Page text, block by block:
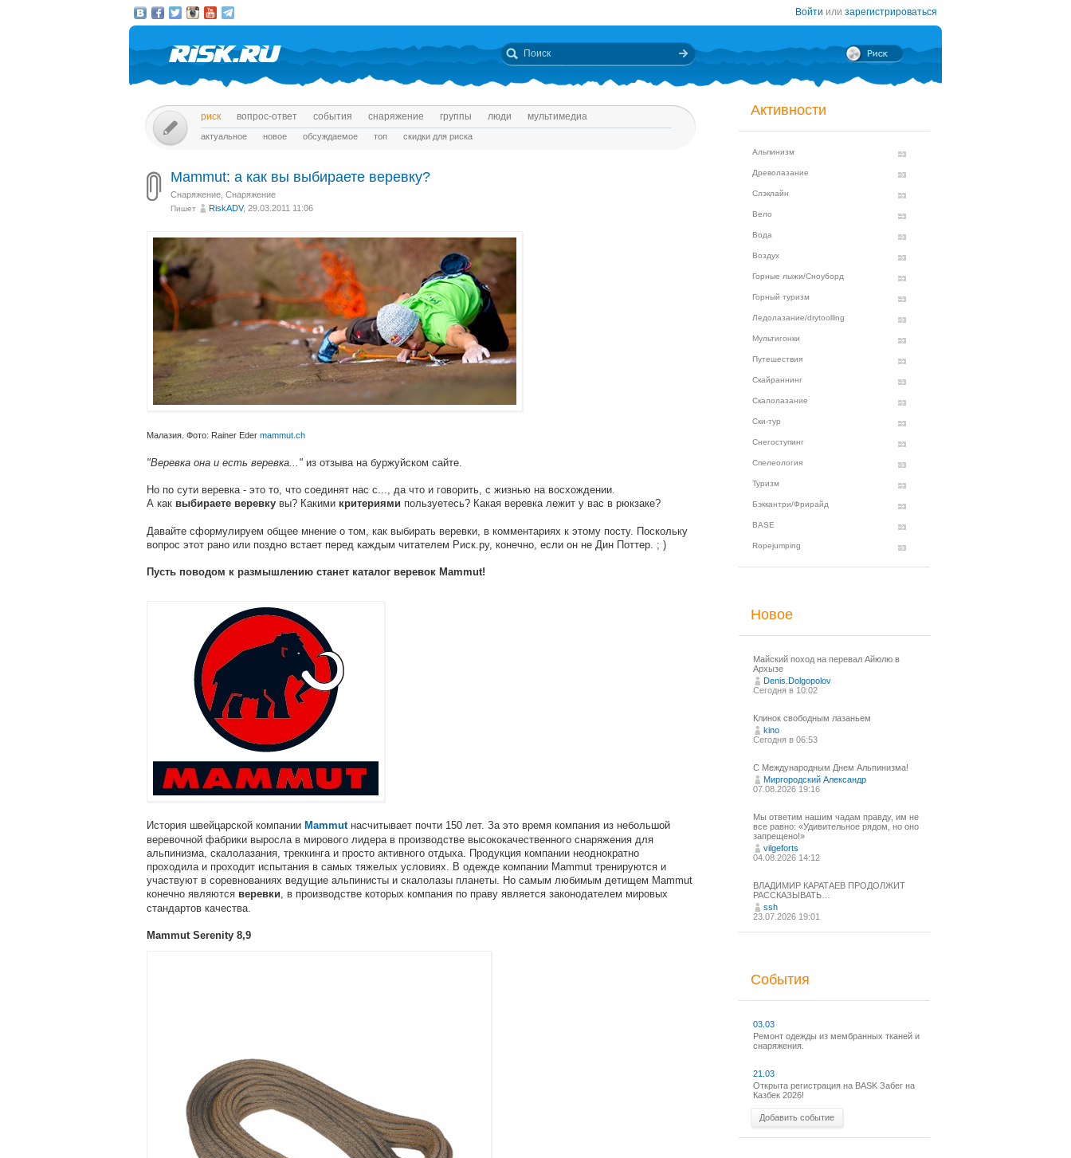
Войти или зарегистрироваться
риск вопрос-ответ события снаряжение группы люди мультимедиа
актуальное новое обсуждаемое топ скидки для риска
Mammut: а как вы выбираете веревку?
Снаряжение Снаряжение
Пишет RiskADV, 29.03.2011 11:06
Малазия. Фото: Rainer Eder mammut.ch
"Веревка она и есть веревка..." из отзыва на буржуйском сайте.
Но по сути веревка - это то, что соединят нас с..., да что и говорить, с жизнью на восхождении.
А как выбираете веревку вы? Какими критериями пользуетесь? Какая веревка лежит у вас в рюкзаке?
Давайте сформулируем общее мнение о том, как выбирать веревки, в комментариях к этому посту. Поскольку
вопрос этот рано или поздно встает перед каждым читателем Риск.ру, конечно, если он не Дин Поттер. ; )
Пусть поводом к размышлению станет каталог веревок Mammut!
История швейцарской компании Mammutнасчитывает почти 150 лет. За это время компания из небольшой
веревочной фабрики выросла в мирового лидера в производстве высококачественного снаряжения для
альпинизма, скалолазания, треккинга и просто активного отдыха. Продукция компании неоднократно
проходила и проходит испытания в самых тяжелых условиях. В одежде компании Mammut тренируются и
участвуют в соревнованиях ведущие альпинисты и скалолазы планеты. Но самым любимым детищем Mammut
конечно являются веревки, в производстве которых компания по праву является законодателем мировых
стандартов качества.
Mammut Serenity 8,9
Активности
Альпинизм
Древолазание
Слэклайн
Вело
Вода
Воздух
Горные лыжи/Сноуборд
Горный туризм
Ледолазание/drytoolling
Мультигонки
Путешествия
Скайраннинг
Скалолазание
Ски-тур
Снегоступинг
Спелеология
Туризм
Бэккантри/Фрирайд
BASE
Ropejumping
Новое
Майский поход на перевал Айюлю в
Архызе
Denis.Dolgopolov
Сегодня в 10:02
Клинок свободным лазаньем
kino
Сегодня в 06:53
С Международным Днем Альпинизма!⁠
Миргородский Александр
07.08.2026 19:16
Мы ответим нашим чадам правду, им не
все равно: «Удивительное рядом, но оно
запрещено!»
vilgeforts
04.08.2026 14:12
ВЛАДИМИР КАРАТАЕВ ПРОДОЛЖИТ
РАССКАЗЫВАТЬ…
ssh
23.07.2026 19:01
События
03.03
Ремонт одежды из мембранных тканей и
снаряжения.
21.03
Открыта регистрация на BASK Забег на
Казбек 2026!
Добавить событие